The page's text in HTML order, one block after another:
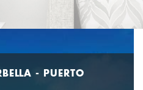
- PUERTO